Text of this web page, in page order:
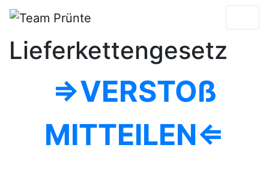
Lieferkettengesetz
⇒VERSTOß
MITTEILEN⇐